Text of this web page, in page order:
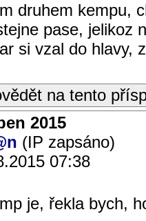
druhem kempu,
pase, jelikoz
si vzal do hlavy,
na tento
2015
(IP zapsáno)
07:38
je, řekla bych,